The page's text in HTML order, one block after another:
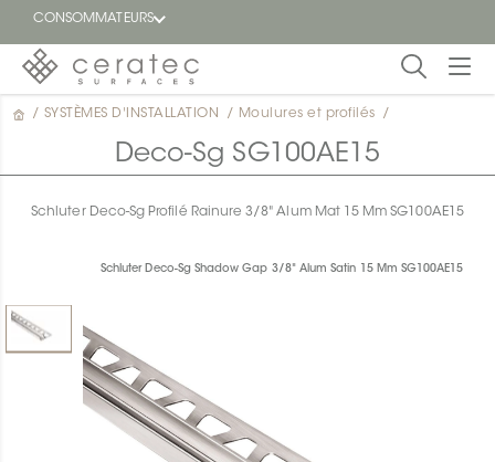
CONSOMMATEURS
En
vedette
un
/ SYSTÈMES D'INSTALLATION / Moulures et profilés /
Deco-Sg SG100AE15
Schluter Deco-Sg Profilé Rainure 3/8" Alum Mat 15 Mm SG100AE15
Schluter Deco-Sg Shadow Gap 3/8" Alum Satin 15 Mm SG100AE15